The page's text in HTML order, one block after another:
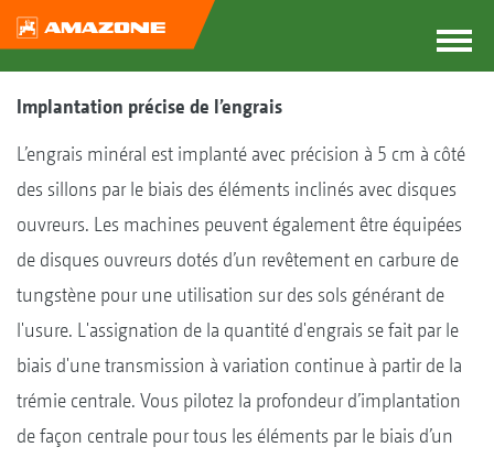
Implantation précise de l’engrais
L’engrais minéral est implanté avec précision à 5 cm à côté
des sillons par le biais des éléments inclinés avec disques
ouvreurs. Les machines peuvent également être équipées
de disques ouvreurs dotés d’un revêtement en carbure de
tungstène pour une utilisation sur des sols générant de
l'usure. L'assignation de la quantité d'engrais se fait par le
biais d'une transmission à variation continue à partir de la
trémie centrale. Vous pilotez la profondeur d’implantation
de façon centrale pour tous les éléments par le biais d’un